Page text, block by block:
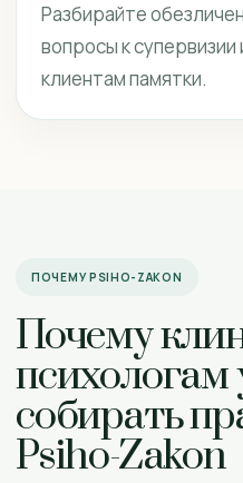
Разбирайте
вопросы к
клиентам памятки.
ПОЧЕМУ PSIHO-ZAKON
Почему
психологам
собирать
Psiho-Zakon